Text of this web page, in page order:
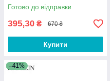
Готово до відправки
395,30 ₴ 670 ₴
Купити
–41%